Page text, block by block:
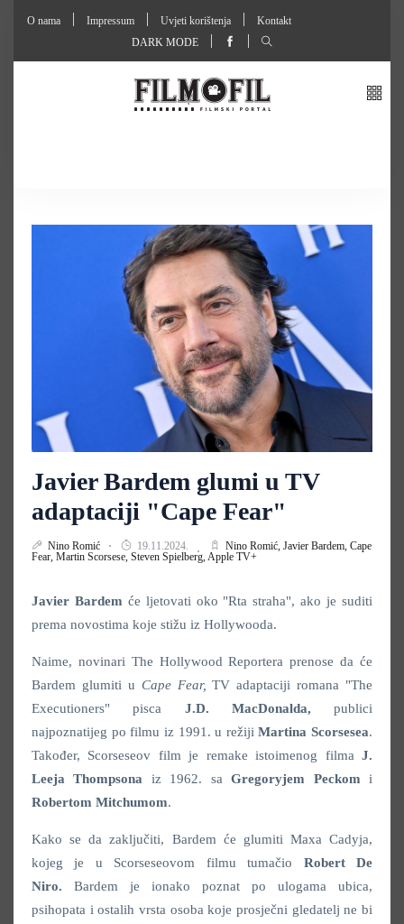
O nama Impressum Uvjeti korištenja
Kontakt
DARK MODE
Javier Bardem glumi u TV
adaptaciji "Cape Fear"
Nino Romić 19.11.2024. Nino Romić, Javier Bardem, Cape
Fear, Martin Scorsese, Steven Spielberg,Apple TV+
Javier Bardem će ljetovati oko "Rta straha", ako je suditi
prema novostima koje stižu iz Hollywooda.
Naime, novinari The Hollywood Reportera prenose da će
Bardem glumiti u Cape Fear,TV adaptaciji romana "The
Executioners" pisca J.D. MacDonalda, publici
najpoznatijeg po filmu iz 1991. u režijiMartina Scorsesea.
Također, Scorseseov film je remake istoimenog filma J.
Leeja Thompsona iz 1962. saGregoryjem Peckomi
Robertom Mitchumom.
Kako se da zaključiti, Bardem će glumiti Maxa Cadyja,
kojeg je u Scorseseovom filmu tumačio Robert De
Niro. Bardem je ionako poznat po ulogama ubica,
psihopata i ostalih vrsta osoba koje prosječni gledatelj ne bi